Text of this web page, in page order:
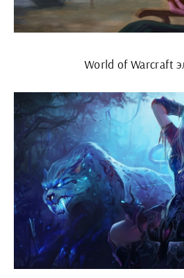
World of Warcraft